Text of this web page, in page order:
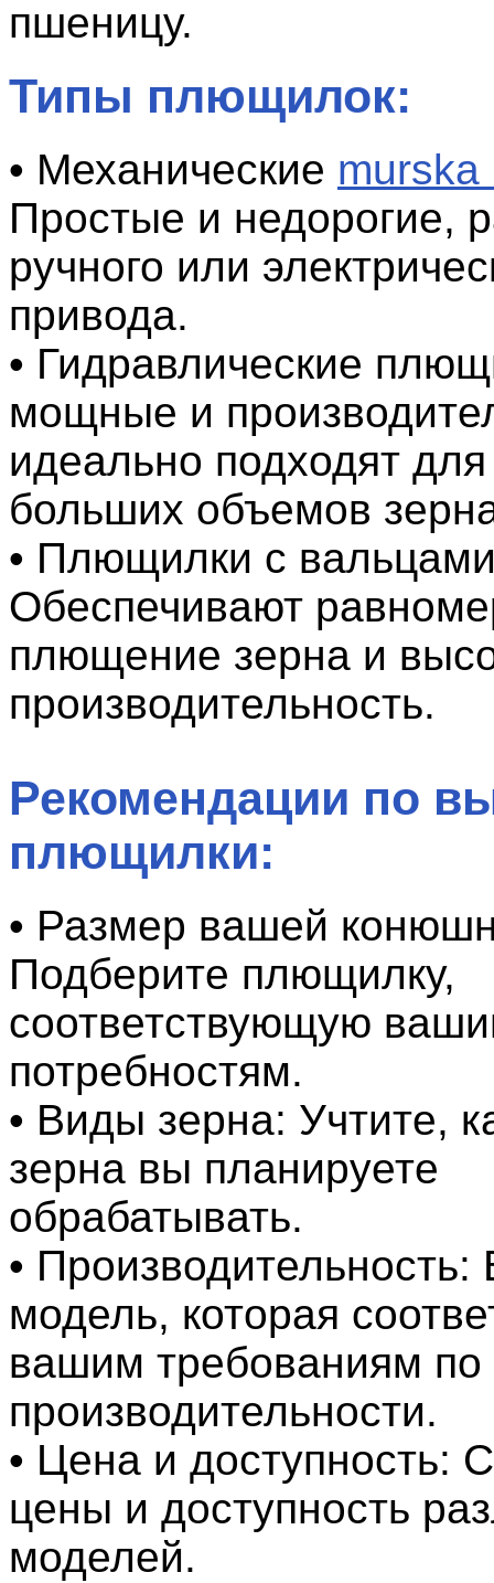
пшеницу.
Типы плющилок:
• Механические
Простые и недорогие,
ручного или
привода.
• Гидравлические
мощные и
идеально подходят
больших объемов
• Плющилки с
Обеспечивают
плющение зерна и
производительность.
Рекомендации по
плющилки:
• Размер вашей
Подберите плющилку,
соответствующую
потребностям.
• Виды зерна: Учтите,
зерна вы планируете
обрабатывать.
•
модель, которая
вашим требованиям по
производительности.
• Цена и доступность:
цены и доступность
моделей.